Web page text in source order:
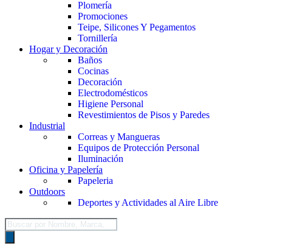
Plomería
Promociones
Teipe, Silicones Y Pegamentos
Tornillería
Hogar y Decoración
Baños
Cocinas
Decoración
Electrodomésticos
Higiene Personal
Revestimientos de Pisos y Paredes
Industrial
Correas y Mangueras
Equipos de Protección Personal
Iluminación
Oficina y Papelería
Papeleria
Outdoors
Deportes y Actividades al Aire Libre
Búsqueda
de